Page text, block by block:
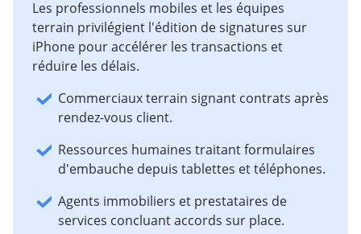
Les professionnels mobiles et les équipes
terrain privilégient l'édition de signatures sur
iPhone pour accélérer les transactions et
réduire les délais.
Commerciaux terrain signant contrats après
rendez-vous client.
Ressources humaines traitant formulaires
d'embauche depuis tablettes et téléphones.
Agents immobiliers et prestataires de
services concluant accords sur place.